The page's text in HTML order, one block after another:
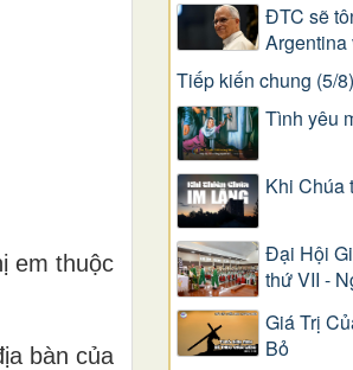
em thuộc
bàn của
ĐTC sẽ
Argentina
Tiếp kiến chung (5/8)
Tình yêu
Khi Chúa
Đại Hội
thứ VII -
Giá Trị
Bỏ